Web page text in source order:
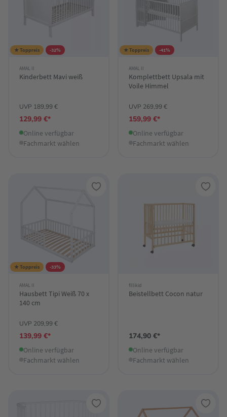
★ Toppreis -32%
AMAL II
Kinderbett Mavi weiß
UVP 189,99 €
129,99 €*
Online verfügbar
Fachmarkt wählen
★ Toppreis -41%
AMAL II
Komplettbett Upsala mit
Voile Himmel
UVP 269,99 €
159,99 €*
Online verfügbar
Fachmarkt wählen
★ Toppreis -33%
AMAL II
Hausbett Tipi Weiß 70 x
140 cm
UVP 209,99 €
139,99 €*
Online verfügbar
Fachmarkt wählen
fillikid
Beistellbett Cocon natur
174,90 €*
Online verfügbar
Fachmarkt wählen